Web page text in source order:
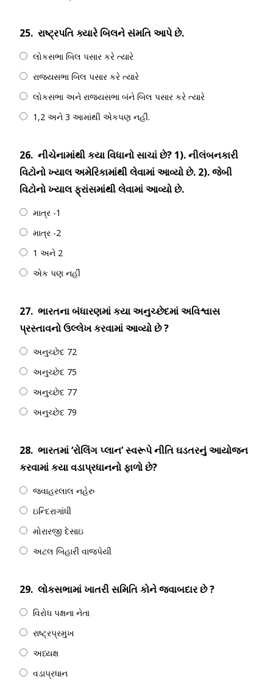
25. રાષ્ટ્રપતિ ક્યારે બિલને સંમતિ આપે છે.
લોકસભા બિલ પસાર કરે ત્યારે
રાજ્યસભા બિલ પસાર કરે ત્યારે
લોકસભા અને રાજયસભા બંને બિલ પસાર કરે ત્યારે
1,2 અને 3 આમાંથી એકપણ નહીં.
26. નીચેનામાંથી કયા વિધાનો સાચાં છે? 1). નીલંબનકારી
વિટોનો ખ્યાલ અમેરિકામાંથી લેવામાં આવ્યો છે. 2). જેબી
વિટોનો ખ્યાલ ફ્રાંસમાંથી લેવામાં આવ્યો છે.
માત્ર -1
માત્ર -2
1 અને 2
એક પણ નહીં
27. ભારતના બંધારણમાં કયા અનુચ્છેદમાં અવિશ્વાસ
પ્રસ્તાવનો ઉલ્લેખ કરવામાં આવ્યો છે ?
અનુચ્છેદ 72
અનુચ્છેદ 75
અનુચ્છેદ 77
અનુચ્છેદ 79
28. ભારતમાં ‘રોલિંગ પ્લાન’ સ્વરૂપે નીતિ ઘડતરનું આયોજન
કરવામાં કયા વડાપ્રધાનનો ફાળો છે?
જવાહરલાલ નહેરુ
ઇન્દિરાગાંધી
મોરારજી દેસાઇ
અટલ બિહારી વાજપેયી
29. લોકસભામાં ખાતરી સમિતિ કોને જવાબદાર છે ?
વિરોધ પક્ષના નેતા
રાષ્ટ્રપ્રમુખ
અધ્યક્ષ
વડાપ્રધાન